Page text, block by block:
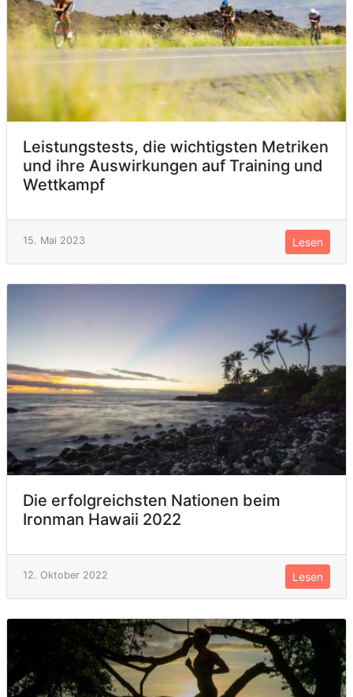
Leistungstests, die wichtigsten Metriken
und ihre Auswirkungen auf Training und
Wettkampf
15. Mai 2023 Lesen
Die erfolgreichsten Nationen beim
Ironman Hawaii 2022
12. Oktober 2022 Lesen